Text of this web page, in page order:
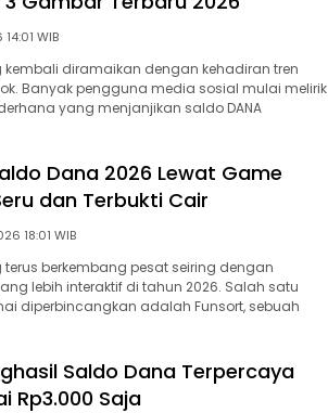
Senin, 11 Mei 2026 14:01 WIB
diramaikan dengan kehadiran tren
Banyak pengguna media sosial mulai melirik
yang menjanjikan saldo DANA
Dana 2026 Lewat Game
dan Terbukti Cair
Minggu, 10 Mei 2026 18:01 WIB
berkembang pesat seiring dengan
lebih interaktif di tahun 2026. Salah satu
diperbincangkan adalah Funsort, sebuah
Saldo Dana Terpercaya
Rp3.000 Saja